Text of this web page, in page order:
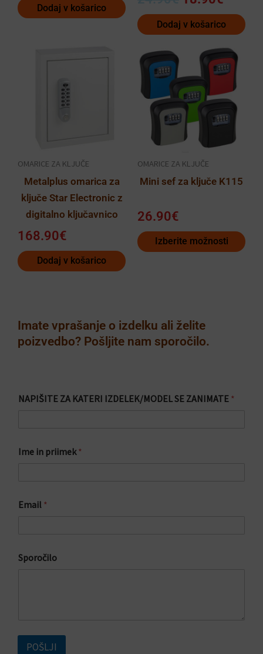
Dodaj v košarico
Dodaj v košarico
OMARICE ZA KLJUČE
Metalplus omarica za
ključe Star Electronic z
digitalno ključavnico
168.90€
Dodaj v košarico
OMARICE ZA KLJUČE
Mini sef za ključe K115
26.90€
Izberite možnosti
Ta
izdelek
več
različic.
Možnosti
izberete
na
izdelka
Imate vprašanje o izdelku ali želite
poizvedbo? Pošljite nam sporočilo.
NAPIŠITE ZA KATERI IZDELEK/MODEL SE ZANIMATE *
p
č
i
r
Ime in priimek*
Email *
Sporočilo
POŠLJI